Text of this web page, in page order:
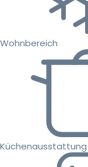
Wohnbereich
Küchenausstattung